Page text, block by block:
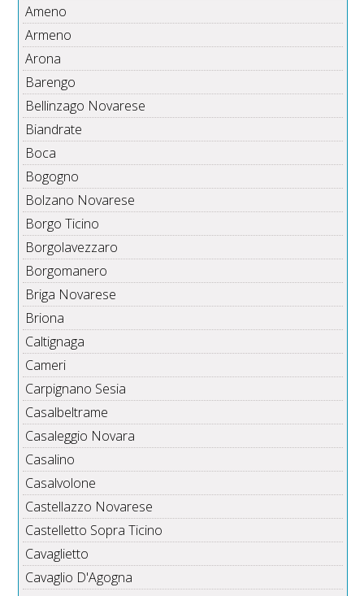
Ameno
Armeno
Arona
Barengo
Bellinzago Novarese
Biandrate
Boca
Bogogno
Bolzano Novarese
Borgo Ticino
Borgolavezzaro
Borgomanero
Briga Novarese
Briona
Caltignaga
Cameri
Carpignano Sesia
Casalbeltrame
Casaleggio Novara
Casalino
Casalvolone
Castellazzo Novarese
Castelletto Sopra Ticino
Cavaglietto
Cavaglio D'Agogna